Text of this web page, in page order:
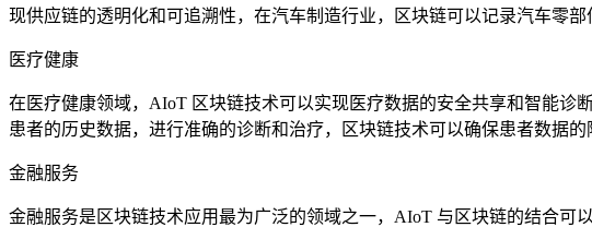
现供应链的透明化和可追溯性，在汽车制造行业，区块链可以记录汽车零
医疗健康
在医疗健康领域，AIoT 区块链技术可以实现医疗数据的安全共享和智能诊
患者的历史数据，进行准确的诊断和治疗，区块链技术可以确保患者数据的
金融服务
金融服务是区块链技术应用最为广泛的领域之一，AIoT 与区块链的结合可